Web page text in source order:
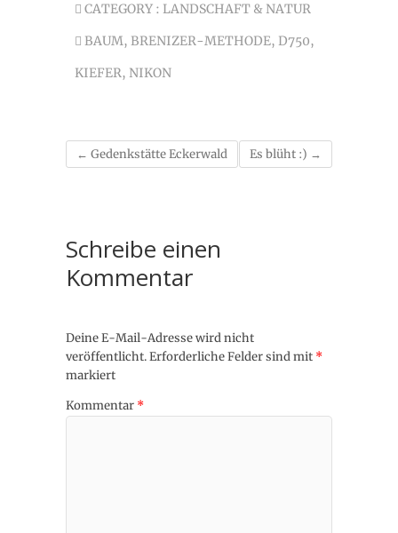
CATEGORY : LANDSCHAFT & NATUR
BAUM, BRENIZER-METHODE, D750,
KIEFER, NIKON
← Gedenkstätte Eckerwald Es blüht :) →
Schreibe einen
Kommentar
Deine E-Mail-Adresse wird nicht
veröffentlicht.Erforderliche Felder sind mit *
markiert
Kommentar *